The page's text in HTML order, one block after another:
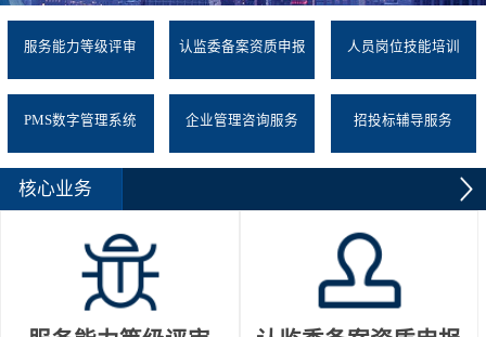
服务能力等级评审 认监委备案资质申报 人员岗位技能培训
PMS数字管理系统 企业管理咨询服务 招投标辅导服务
核心业务